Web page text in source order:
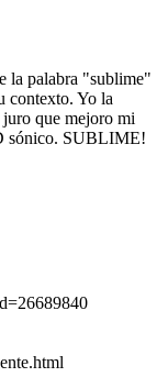
la palabra "sublime"
contexto. Yo la
que mejoro mi
sónico. SUBLIME!